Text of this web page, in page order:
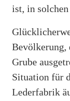
ist, in
Bevölkerung,
Grube
Situation für
Lederfabrik